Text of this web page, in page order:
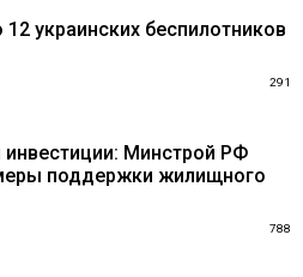
украинских беспилотников
291
инвестиции: Минстрой РФ
поддержки жилищного
788